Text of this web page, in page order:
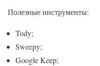
Полезные инструменты:
Tody;
Sweepy;
Google Keep;